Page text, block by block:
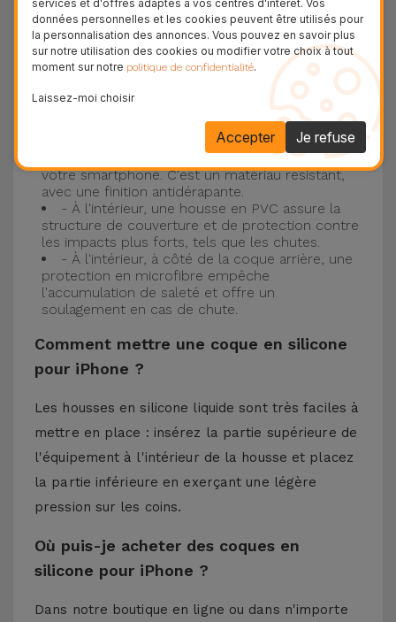
Nos coques en silicone pour iPhone ont une
construction robuste et de qualité, avec une
construction à trois couches, pour éviter au
maximum les accidents et les casses !
- Une première couche de silicone liquide
donne de la couleur et une couverture
complète à la coque arrière et au bord latéral de
votre smartphone. C'est un matériau résistant,
avec une finition antidérapante.
- À l'intérieur, une housse en PVC assure la
structure de couverture et de protection contre
les impacts plus forts, tels que les chutes.
- À l'intérieur, à côté de la coque arrière, une
protection en microfibre empêche
l'accumulation de saleté et offre un
soulagement en cas de chute.
Comment mettre une coque en silicone
pour iPhone ?
Les housses en silicone liquide sont très faciles à
mettre en place : insérez la partie supérieure de
l'équipement à l'intérieur de la housse et placez
la partie inférieure en exerçant une légère
pression sur les coins.
Où puis-je acheter des coques en
silicone pour iPhone ?
Dans notre boutique en ligne ou dans n'importe
services et d'offres adaptés à vos centres d'intérêt. Vos
données personnelles et les cookies peuvent être utilisés pour
la personnalisation des annonces. Vous pouvez en savoir plus
sur notre utilisation des cookies ou modifier votre choix à tout
moment sur notre politique de confidentialité.
Laissez-moi choisir
Je refuse
Accepter